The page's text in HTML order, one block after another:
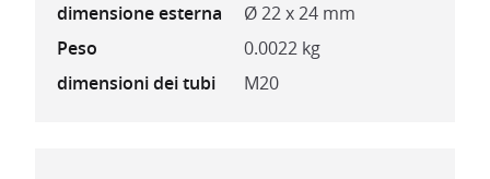
dimensione esterna
Ø 22 x 24 mm
Peso
0.0022 kg
dimensioni dei tubi
M20